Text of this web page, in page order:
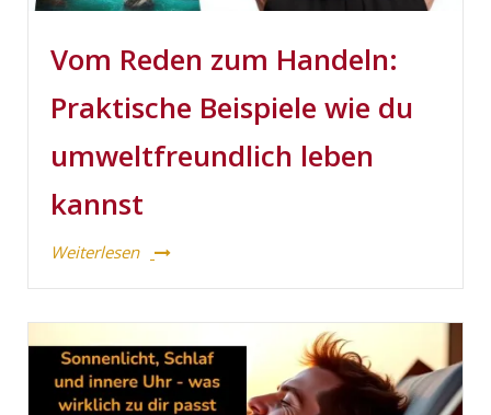
Vom Reden zum Handeln:
Praktische Beispiele wie du
umweltfreundlich leben
kannst
Weiterlesen